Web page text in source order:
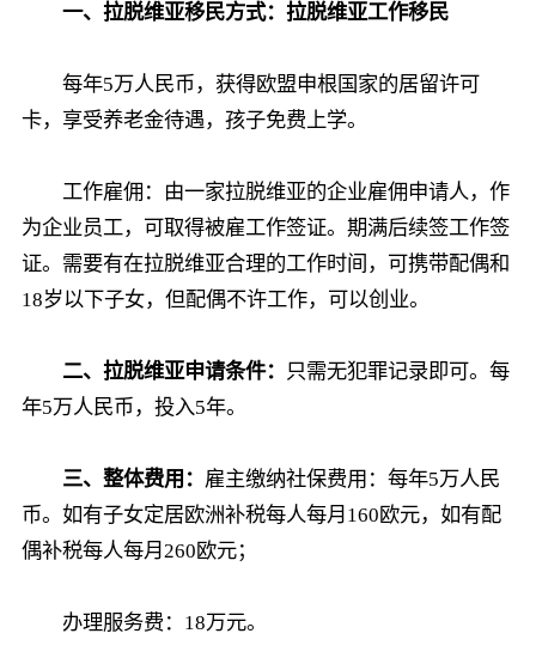
一、拉脱维亚移民方式：拉脱维亚工作移民
每年5万人民币，获得欧盟申根国家的居留许可
卡，享受养老金待遇，孩子免费上学。
工作雇佣：由一家拉脱维亚的企业雇佣申请人，作
为企业员工，可取得被雇工作签证。期满后续签工作签
证。需要有在拉脱维亚合理的工作时间，可携带配偶和
18岁以下子女，但配偶不许工作，可以创业。
二、拉脱维亚申请条件：
只需无犯罪记录即可。每
年5万人民币，投入5年。
三、整体费用： 雇主缴纳社保费用：每年5万人民
币。如有子女定居欧洲补税每人每月160欧元，如有配
偶补税每人每月260欧元；
办理服务费：18万元。